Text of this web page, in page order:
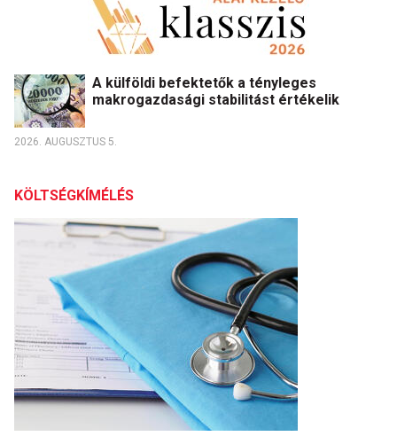
A külföldi befektetők a tényleges
makrogazdasági stabilitást értékelik
2026. AUGUSZTUS 5.
KÖLTSÉGKÍMÉLÉS